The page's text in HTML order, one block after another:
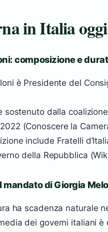
in Italia
composizione e
è Presidente del
sostenuto dalla
(Conoscere la
include Fratelli
della Repubblica
mandato di Giorgia
ha scadenza naturale
dei governi italiani è